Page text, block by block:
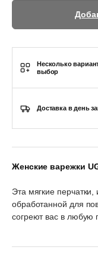
Несколько
выбор
Доставка в день
Женские варежки
Эта мягкие перчатки,
обработанной для
согреют вас в любую